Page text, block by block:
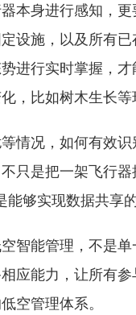
本身进行感知，更
设施，以及所有
进行实时掌握，
，比如树木生长等
情况，如何有效
只是把一架飞行
够实现数据共享的
智能管理，不是
应能力，让所有
空管理体系。